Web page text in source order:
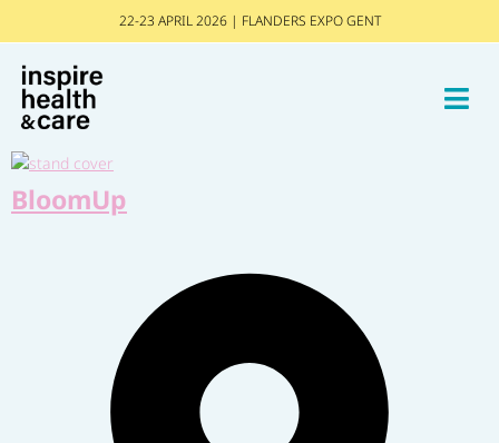
22-23 APRIL 2026 | FLANDERS EXPO GENT
BloomUp